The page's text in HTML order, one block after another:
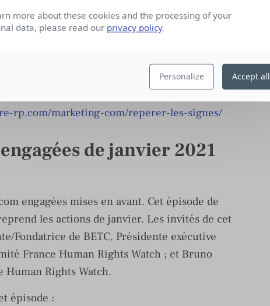
des conseils pour déceler ces signes. Et
une conversation sur le sujet.
rp.com/marketing-com/reperer-les-signes/
de janvier 2021
engagées mises en avant. Cet épisode de
les actions de janvier. Les invités de cet
Fondatrice de BETC, Présidente exécutive
France Human Rights Watch ; et Bruno
Human Rights Watch.
épisode :
more about these cookies and the processing of your
data, please read our privacy policy.
Personalize Accept all